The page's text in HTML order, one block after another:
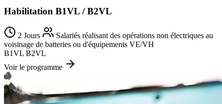
Habilitation B1VL / B2VL
2 Jours
Salariés réalisant des opérations non électriques au
voisinage de batteries ou d'équipements VE/VH
B1VL B2VL
Voir le programme